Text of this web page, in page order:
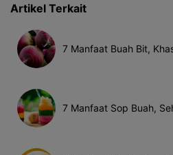
Artikel Terkait
7 Manfaat Buah Bit,
7 Manfaat Sop Buah,